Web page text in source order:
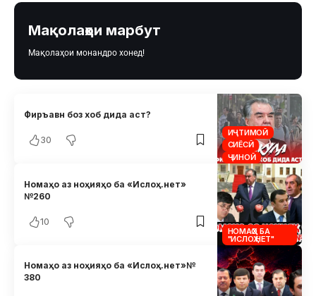
Мақолаҳои марбут
Мақолаҳои монандро хонед!
ИҶТИМОӢ
СИЁСӢ
ҶИНОӢ
Фиръавн боз хоб дида аст?
30
НОМАҲО БА
"ИСЛОҲ.НЕТ"
Номаҳо аз ноҳияҳо ба «Ислоҳ.нет»
№260
10
Номаҳо аз ноҳияҳо ба «Ислоҳ.нет»№
380